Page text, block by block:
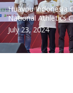
Huayou Indonesia
National Athletics
July 23, 2024